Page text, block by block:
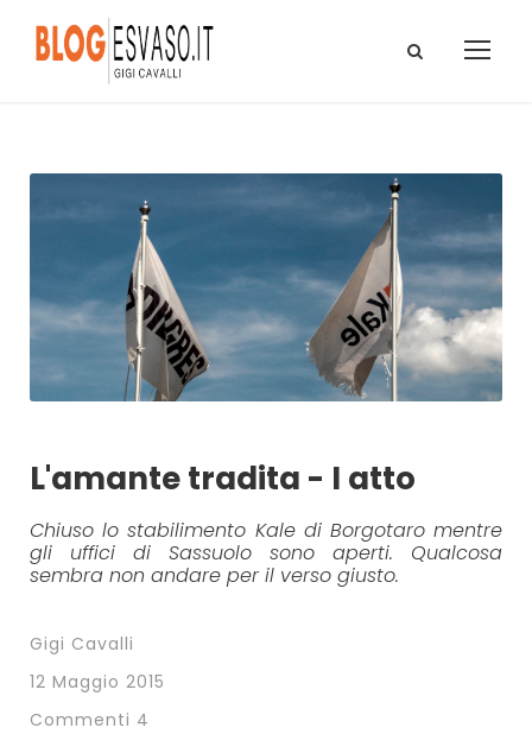
L'amante tradita - I atto
Chiuso lo stabilimento Kale di Borgotaro mentre
gli uffici di Sassuolo sono aperti. Qualcosa
sembra non andare per il verso giusto.
Gigi Cavalli
12 Maggio 2015
Commenti 4